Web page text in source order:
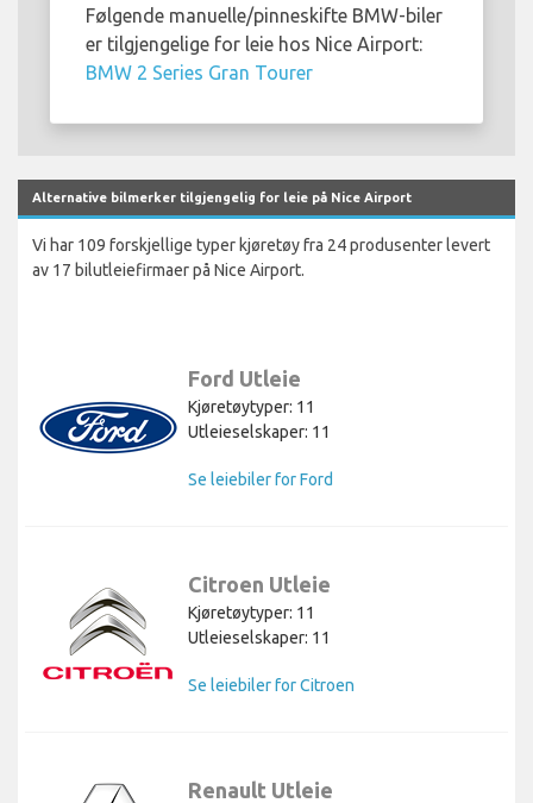
Følgende manuelle/pinneskifte BMW-biler
er tilgjengelige for leie hos Nice Airport:
BMW 2 Series Gran Tourer
Alternative bilmerker tilgjengelig for leie på Nice Airport
Vi har 109 forskjellige typer kjøretøy fra 24 produsenter levert
av 17 bilutleiefirmaer på Nice Airport.
Ford Utleie
Kjøretøytyper: 11
Utleieselskaper: 11
Se leiebiler for Ford
Citroen Utleie
Kjøretøytyper: 11
Utleieselskaper: 11
Se leiebiler for Citroen
Renault Utleie